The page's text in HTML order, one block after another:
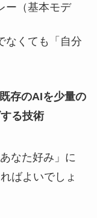
ー（基本モデ
なくても「自分
存のAIを少量の
る技術
なた好み」に
ばよいでしょ